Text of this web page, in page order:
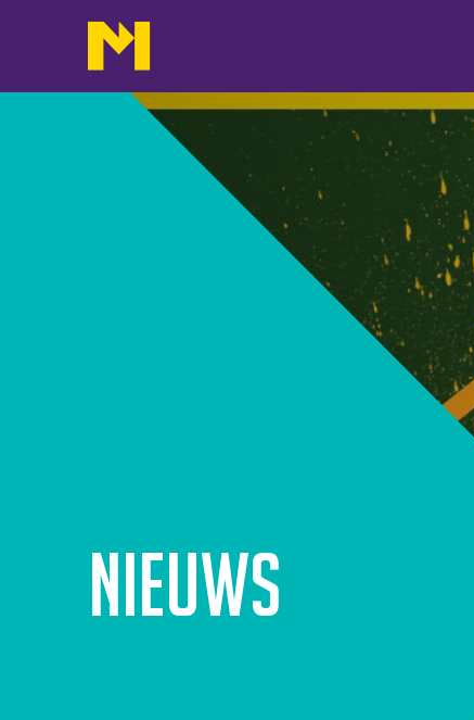
Nieuws